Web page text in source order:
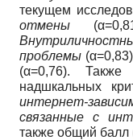
текущем
отмены
проблемы
(α=0,76).
надшкальных
интернет-
связанные с
также общий балл